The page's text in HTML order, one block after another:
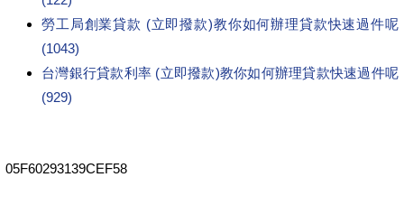
勞工局創業貸款 (立即撥款)教你如何辦理貸款快速過件呢
(1043)
台灣銀行貸款利率 (立即撥款)教你如何辦理貸款快速過件呢
(929)
05F60293139CEF58